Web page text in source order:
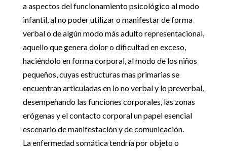
a aspectos del funcionamiento psicológico al modo
infantil, al no poder utilizar o manifestar de forma
verbal o de algún modo más adulto representacional,
aquello que genera dolor o dificultad en exceso,
haciéndolo en forma corporal, al modo de los niños
pequeños, cuyas estructuras mas primarias se
encuentran articuladas en lo no verbal y lo preverbal,
desempeñando las funciones corporales, las zonas
erógenas y el contacto corporal un papel esencial
escenario de manifestación y de comunicación.
La enfermedad somática tendría por objeto o